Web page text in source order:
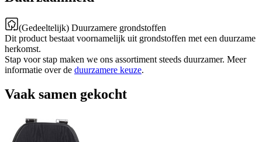
(Gedeeltelijk) Duurzamere grondstoffen
Dit product bestaat voornamelijk uit grondstoffen met een duurzame
herkomst.
Stap voor stap maken we ons assortiment steeds duurzamer. Meer
informatie over de duurzamere keuze.
Vaak samen gekocht